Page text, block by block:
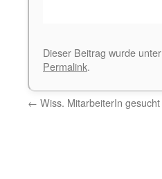
Dieser Beitrag wurde unter
Permalink.
← Wiss. MitarbeiterIn gesucht